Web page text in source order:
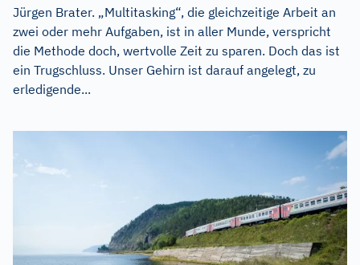
Jürgen Brater. „Multitasking“, die gleichzeitige Arbeit an
zwei oder mehr Aufgaben, ist in aller Munde, verspricht
die Methode doch, wertvolle Zeit zu sparen. Doch das ist
ein Trugschluss. Unser Gehirn ist darauf angelegt, zu
erledigende...